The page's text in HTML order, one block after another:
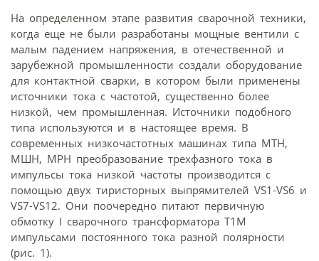
На определенном этапе развития сварочной техники,
когда еще не были разработаны мощные вентили с
малым падением напряжения, в отечественной и
зарубежной промышленности создали оборудование
для контактной сварки, в котором были применены
источники тока с частотой, существенно более
низкой, чем промышленная. Источники подобного
типа используются и в настоящее время. В
современных низкочастотных машинах типа МТН,
МШН, МРН преобразование трехфазного тока в
импульсы тока низкой частоты производится с
помощью двух тиристорных выпрямителей VS1-VS6 и
VS7-VS12. Они поочередно питают первичную
обмотку I сварочного трансформатора T1M
импульсами постоянного тока разной полярности
(рис. 1).